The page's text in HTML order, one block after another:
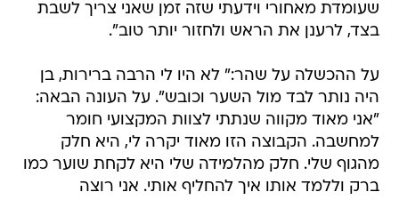
שעומדת מאחורי וידעתי שזה זמן שאני צריך לשבת
בצד, לרענן את הראש ולחזור יותר טוב".
על ההכשלה על שהר:" לא היו לי הרבה ברירות, בן
היה נותר לבד מול השער וכובש". על העונה הבאה:
"אני מאוד מקווה שנתתי לצוות המקצועי חומר
למחשבה. הקבוצה הזו מאוד יקרה לי, היא חלק
מהגוף שלי. חלק מהלמידה שלי היא לקחת שוער כמו
ברק וללמד אותו איך להחליף אותי. אני רוצה